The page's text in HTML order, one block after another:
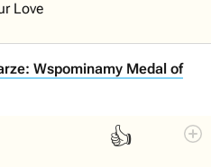
Love
Wspominamy Medal of
👍